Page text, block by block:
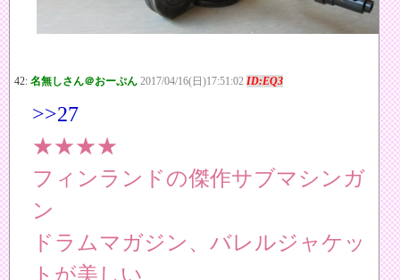
42: 名無しさん＠おーぷん 2017/04/16(日)17:51:02 ID:EQ3
>>27
★★★★
フィンランドの傑作サブマシンガ
ン
ドラムマガジン、バレルジャケッ
トが美しい